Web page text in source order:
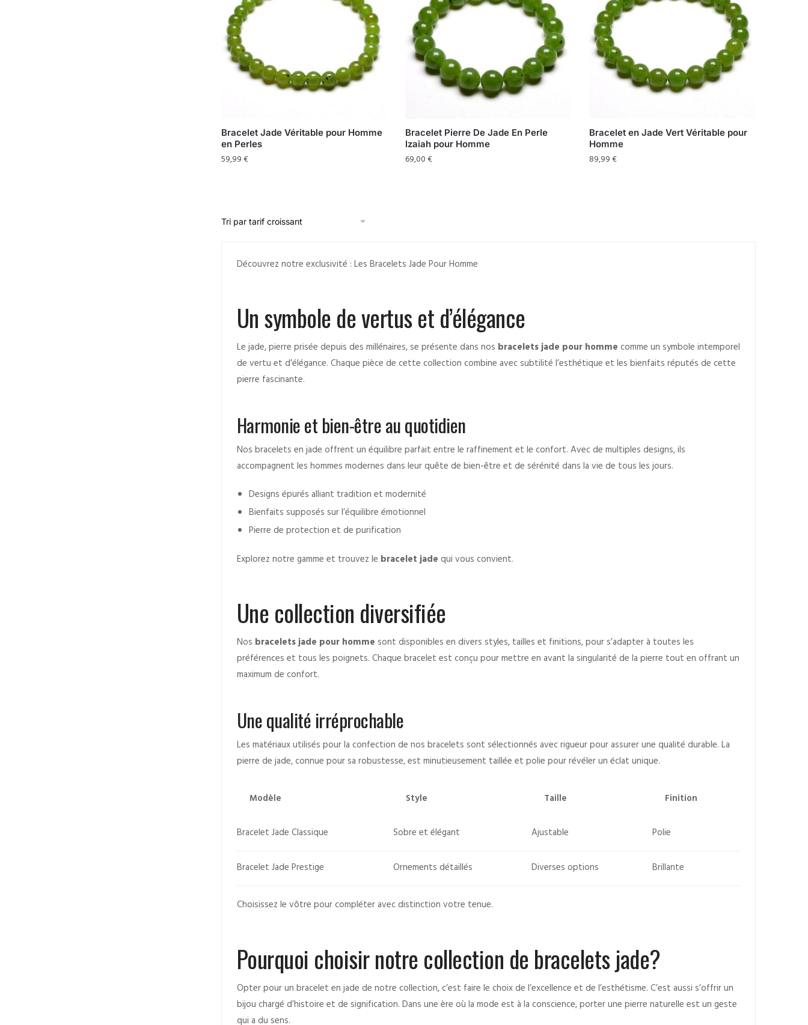
Bracelet Jade Véritable pour Homme
en Perles
59,99€
Bracelet Pierre De Jade En Perle
Izaiah pour Homme
69,00€
Bracelet en Jade Vert Véritable pour
Homme
89,99€
Découvrez notre exclusivité : Les Bracelets Jade Pour Homme
Un symbole de vertus et d’élégance
Le jade, pierre prisée depuis des millénaires, se présente dans nos bracelets jade pour hommecomme un symbole intemporel
de vertu et d’élégance. Chaque pièce de cette collection combine avec subtilité l’esthétique et les bienfaits réputés de cette
pierre fascinante.
Harmonie et bien-être au quotidien
Nos bracelets en jade offrent un équilibre parfait entre le raffinement et le confort. Avec de multiples designs, ils
accompagnent les hommes modernes dans leur quête de bien-être et de sérénité dans la vie de tous les jours.
Designs épurés alliant tradition et modernité
Bienfaits supposés sur l’équilibre émotionnel
Pierre de protection et de purification
Explorez notre gamme et trouvez le bracelet jade qui vous convient.
Une collection diversifiée
Nos bracelets jade pour homme sont disponibles en divers styles, tailles et finitions, pour s’adapter à toutes les
préférences et tous les poignets. Chaque bracelet est conçu pour mettre en avant la singularité de la pierre tout en offrant un
maximum de confort.
Une qualité irréprochable
Les matériaux utilisés pour la confection de nos bracelets sont sélectionnés avec rigueur pour assurer une qualité durable. La
pierre de jade, connue pour sa robustesse, est minutieusement taillée et polie pour révéler un éclat unique.
Modèle Style Taille
Finition
Bracelet Jade Classique
Sobre et élégant Ajustable
Polie
Bracelet Jade Prestige
Ornements détaillés Diverses options Brillante
Choisissez le vôtre pour compléter avec distinction votre tenue.
Pourquoi choisir notre collection de bracelets jade?
Opter pour un bracelet en jade de notre collection, c’est faire le choix de l’excellence et de l’esthétisme. C’est aussi s’offrir un
bijou chargé d’histoire et de signification. Dans une ère où la mode est à la conscience, porter une pierre naturelle est un geste
qui a du sens.